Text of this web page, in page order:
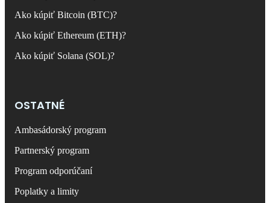
Ako kúpiť Bitcoin (BTC)?
Ako kúpiť Ethereum (ETH)?
Ako kúpiť Solana (SOL)?
OSTATNÉ
Ambasádorský program
Partnerský program
Program odporúčaní
Poplatky a limity